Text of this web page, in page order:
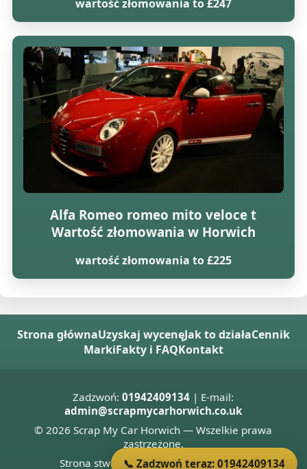
wartość złomowania to £247
Alfa Romeo romeo mito veloce t
Wartość złomowania w Horwich
wartość złomowania to £225
Strona głównaUzyskaj wycenęJak to działaCennik
MarkiFakty i FAQKontakt
Zadzwoń:01942409134 | E-mail:
admin@scrapmycarhorwich.co.uk
© 2026 Scrap My Car Horwich — Wszelkie prawa
zastrzeżone.
Strona stworzona przezDonnie Welsh
📞 Zadzwoń teraz: 01942409134